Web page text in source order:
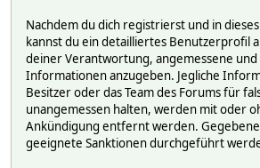
Nachdem du dich registrierst und in
kannst du ein detailliertes Benutzerprofil
deiner Verantwortung, angemessene
Informationen anzugeben. Jegliche
Besitzer oder das Team des Forums für
unangemessen halten, werden mit oder
Ankündigung entfernt werden.
geeignete Sanktionen durchgeführt